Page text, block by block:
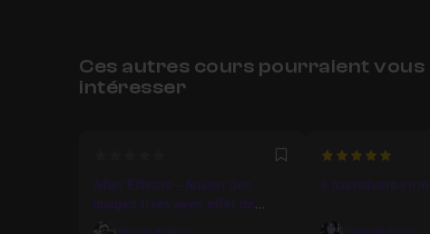
Ces autres cours pourraient vous
intéresser
Favori
After Effects – Animer des
images fixes avec effet de
mouvement
5
6 transitions en